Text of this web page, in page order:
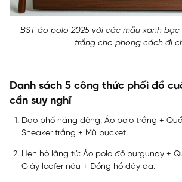
BST áo polo 2025 với các mẫu xanh bạc
trắng cho phong cách đi
Danh sách 5 công thức phối đồ
cần suy nghĩ
Dạo phố năng động: Áo polo trắng +
Sneaker trắng + Mũ bucket.
Hẹn hò lãng tử: Áo polo đỏ burgundy +
Giày loafer nâu + Đồng hồ dây da.